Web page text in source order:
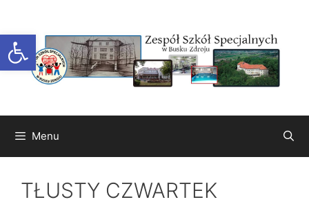
Otwórz pasek narzędzi
treści
Menu
TŁUSTY CZWARTEK